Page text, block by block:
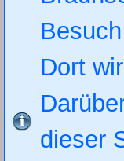
Dort
dieser